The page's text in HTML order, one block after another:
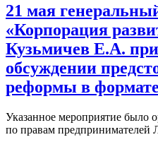
21 мая
«Корпорация
Кузьмичев Е.А.
обсуждении
реформы в
Указанное мероприятие было
по правам